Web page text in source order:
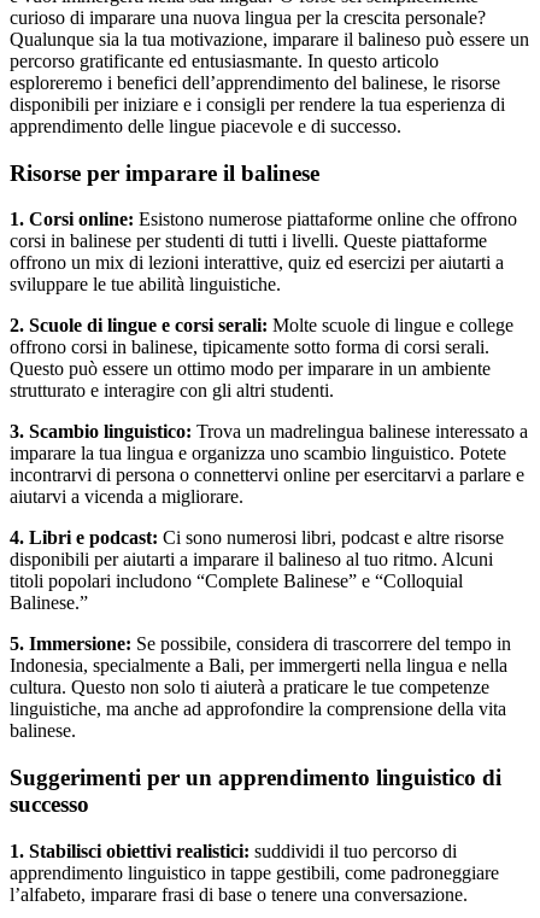
curioso di imparare una nuova lingua per la crescita personale?
Qualunque sia la tua motivazione, imparare il balineso può essere un
percorso gratificante ed entusiasmante. In questo articolo
esploreremo i benefici dell’apprendimento del balinese, le risorse
disponibili per iniziare e i consigli per rendere la tua esperienza di
apprendimento delle lingue piacevole e di successo.
Risorse per imparare il balinese
1. Corsi online: Esistono numerose piattaforme online che offrono
corsi in balinese per studenti di tutti i livelli. Queste piattaforme
offrono un mix di lezioni interattive, quiz ed esercizi per aiutarti a
sviluppare le tue abilità linguistiche.
2. Scuole di lingue e corsi serali: Molte scuole di lingue e college
offrono corsi in balinese, tipicamente sotto forma di corsi serali.
Questo può essere un ottimo modo per imparare in un ambiente
strutturato e interagire con gli altri studenti.
3. Scambio linguistico: Trova un madrelingua balinese interessato a
imparare la tua lingua e organizza uno scambio linguistico. Potete
incontrarvi di persona o connettervi online per esercitarvi a parlare e
aiutarvi a vicenda a migliorare.
4. Libri e podcast: Ci sono numerosi libri, podcast e altre risorse
disponibili per aiutarti a imparare il balineso al tuo ritmo. Alcuni
titoli popolari includono “Complete Balinese” e “Colloquial
Balinese.”
5. Immersione: Se possibile, considera di trascorrere del tempo in
Indonesia, specialmente a Bali, per immergerti nella lingua e nella
cultura. Questo non solo ti aiuterà a praticare le tue competenze
linguistiche, ma anche ad approfondire la comprensione della vita
balinese.
Suggerimenti per un apprendimento linguistico di
successo
1. Stabilisci obiettivi realistici: suddividi il tuo percorso di
apprendimento linguistico in tappe gestibili, come padroneggiare
l’alfabeto, imparare frasi di base o tenere una conversazione.